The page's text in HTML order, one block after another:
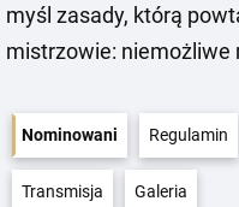
myśl zasady, którą
mistrzowie: niemożliwe
Nominowani Regulamin
Transmisja Galeria